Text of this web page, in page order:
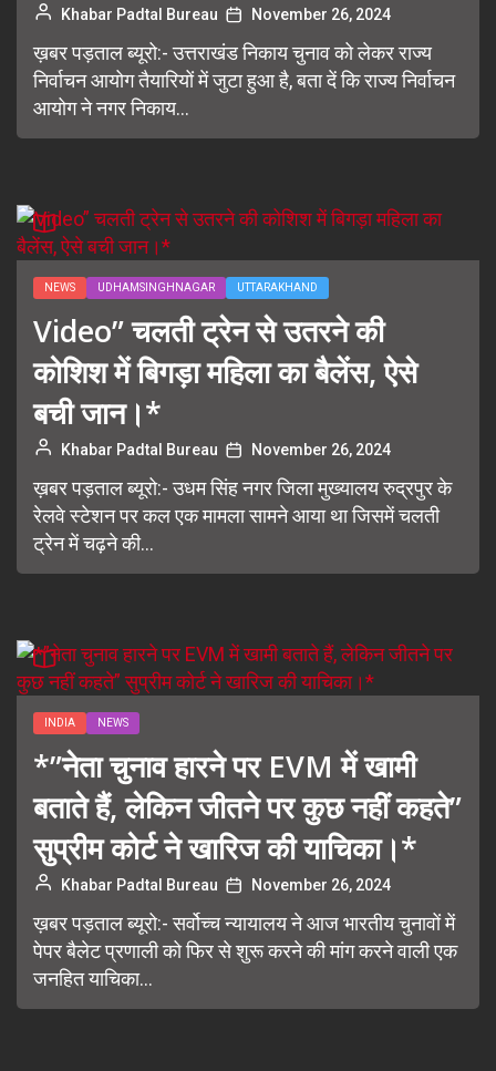
Khabar Padtal Bureau November 26, 2024
ख़बर पड़ताल ब्यूरो:- उत्तराखंड निकाय चुनाव को लेकर राज्य
निर्वाचन आयोग तैयारियों में जुटा हुआ है, बता दें कि राज्य निर्वाचन
आयोग ने नगर निकाय...
NEWS UDHAMSINGHNAGAR UTTARAKHAND
Video” चलती ट्रेन से उतरने की
कोशिश में बिगड़ा महिला का बैलेंस, ऐसे
बची जान।*
Khabar Padtal Bureau November 26, 2024
ख़बर पड़ताल ब्यूरो:- उधम सिंह नगर जिला मुख्यालय रुद्रपुर के
रेलवे स्टेशन पर कल एक मामला सामने आया था जिसमें चलती
ट्रेन में चढ़ने की...
INDIA NEWS
*”नेता चुनाव हारने पर EVM में खामी
बताते हैं, लेकिन जीतने पर कुछ नहीं कहते”
सुप्रीम कोर्ट ने खारिज की याचिका।*
Khabar Padtal Bureau November 26, 2024
ख़बर पड़ताल ब्यूरो:- सर्वोच्च न्यायालय ने आज भारतीय चुनावों में
पेपर बैलेट प्रणाली को फिर से शुरू करने की मांग करने वाली एक
जनहित याचिका...